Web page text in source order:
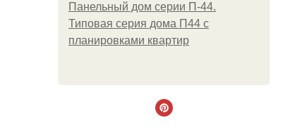
Панельный дом серии П-44.
Типовая серия дома П44 с
планировками квартир